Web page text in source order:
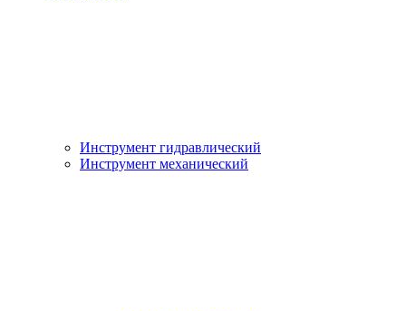
Инструмент гидравлический
Инструмент механический